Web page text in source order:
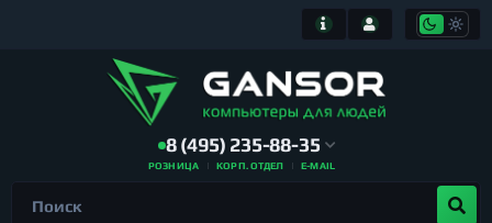
8 (495) 235-88-35
РОЗНИЦА КОРП. ОТДЕЛ E-MAIL